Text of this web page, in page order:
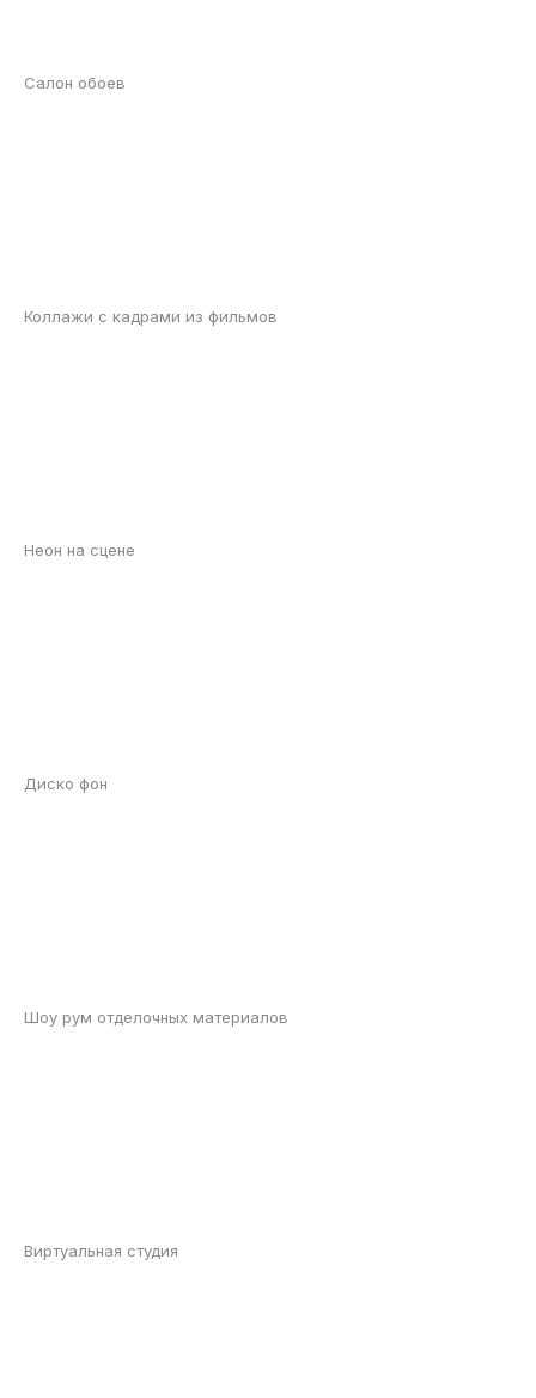
Салон обоев
Коллажи с кадрами из фильмов
Неон на сцене
Диско фон
Шоу рум отделочных материалов
Виртуальная студия